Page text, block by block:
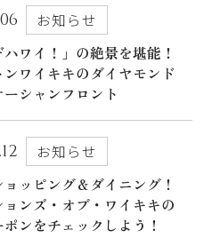
お知らせ
ハワイ！」の絶景を堪能！
ンワイキキのダイヤモンド
シャンフロント
お知らせ
ッピング＆ダイニング！
ョンズ・オブ・ワイキキの
ンをチェックしよう！
マウイ・リゾート＆スパ
部屋数
0名/幼児0名